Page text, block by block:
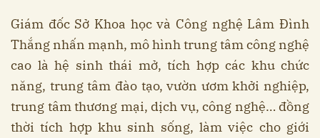
Giám đốc Sở Khoa học và Công nghệ Lâm Đình
Thắng nhấn mạnh, mô hình trung tâm công nghệ
cao là hệ sinh thái mở, tích hợp các khu chức
năng, trung tâm đào tạo, vườn ươm khởi nghiệp,
trung tâm thương mại, dịch vụ, công nghệ… đồng
thời tích hợp khu sinh sống, làm việc cho giới